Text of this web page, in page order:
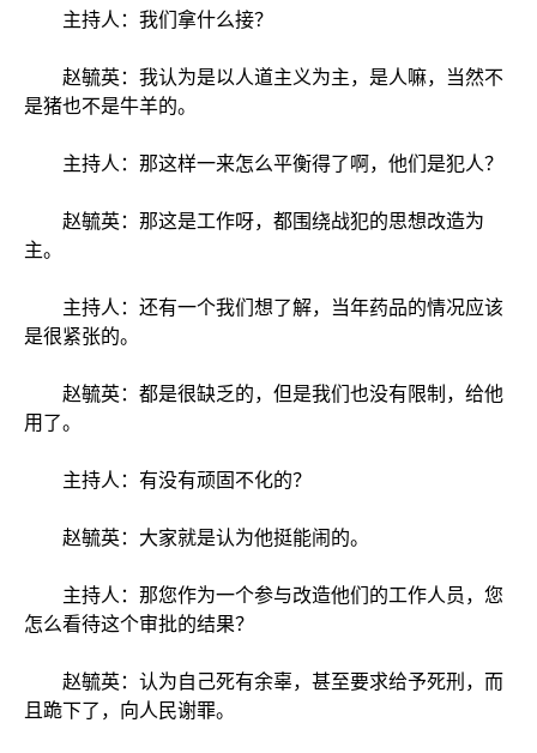
主持人：我们拿什么接？
赵毓英：我认为是以人道主义为主，是人嘛，当然不
是猪也不是牛羊的。
主持人：那这样一来怎么平衡得了啊，他们是犯人？
赵毓英：那这是工作呀，都围绕战犯的思想改造为
主。
主持人：还有一个我们想了解，当年药品的情况应该
是很紧张的。
赵毓英：都是很缺乏的，但是我们也没有限制，给他
用了。
主持人：有没有顽固不化的？
赵毓英：大家就是认为他挺能闹的。
主持人：那您作为一个参与改造他们的工作人员，您
怎么看待这个审批的结果？
赵毓英：认为自己死有余辜，甚至要求给予死刑，而
且跪下了，向人民谢罪。